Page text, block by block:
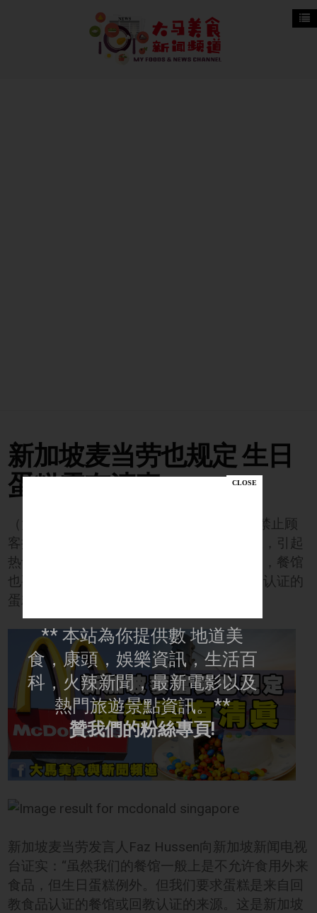
新加坡麦当劳也规定 生日
蛋糕需有清真
（大馬美食與新聞頻道5訊）马来西亚近来禁止顾
客携带没有回教食品认证的蛋糕进餐馆庆生，引起
热议。新加坡麦当劳告诉新加坡新闻电视台，餐馆
也要求前来庆生的顾客，携带拥有回教食品认证的
蛋糕。
新加坡麦当劳发言人Faz Hussen向新加坡新闻电视
台证实：“虽然我们的餐馆一般上是不允许食用外来
食品，但生日蛋糕例外。但我们要求蛋糕是来自回
教食品认证的餐馆或回教认证的来源。这是新加坡
** 本站為你提供數 地道美
食，康頭，娛樂資訊，生活百
科，火辣新聞，最新電影以及
熱門旅遊景點資訊。**
贊我們的粉絲專頁!